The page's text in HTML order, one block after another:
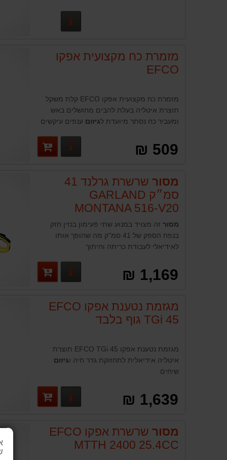
מזמרת כח מקצועית אפקו
EFCO
מזמרת כח מקצועית אפקו EFCO קלת משקל
תוצרת איטליה בעלת להבים מחושלים באש
ומעביר כח נסתר מיועדת לגיזום ענפים עיקשים
509 ₪ פרטים נוספים
מסור
שרשרת גרלנד 41
סמ״ק GARLAND
MONTANA 516-V20
מסורזה מצויד במנוע שתי פעימון בנזין חזק
בנפח הספק של 41 סמ"ק מה שהופך אותו
לאידיאלי לעבודת כריתה וחיתוך
1,169 ₪ פרטים נוספים
מגזמת נטענת אפקו EFCO
TGi 45 גוף בלבד
מגזמת נטענת אפקו EFCO TGi 45 תוצרת
איטליה אידיאלית לתחזוקת גדר חיה וגיזום
שיחים
1,639 ₪ פרטים נוספים
מסור
שרשרת אפקו EFCO
MTTH 2400 25.4CC